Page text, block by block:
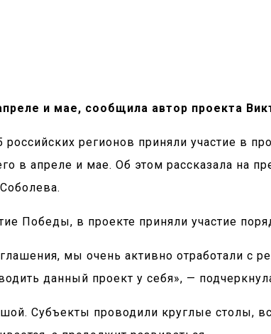
и мае, сообщила автор проекта
российских регионов приняли участие в
в апреле и мае. Об этом рассказала на
Победы, в проекте приняли участие
мы очень активно отработали с
данный проект у себя», —
Субъекты проводили круглые столы,